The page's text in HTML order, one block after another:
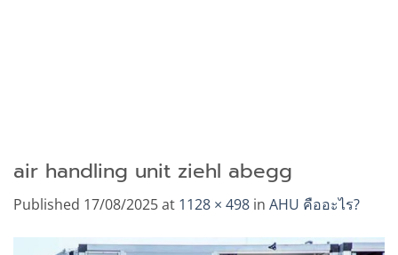
air handling unit ziehl abegg
Published 17/08/2025at 1128 × 498 in AHU คืออะไร?